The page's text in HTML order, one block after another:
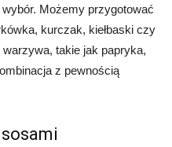
Możemy przygotować
kurczak, kiełbaski czy
takie jak papryka,
z pewnością